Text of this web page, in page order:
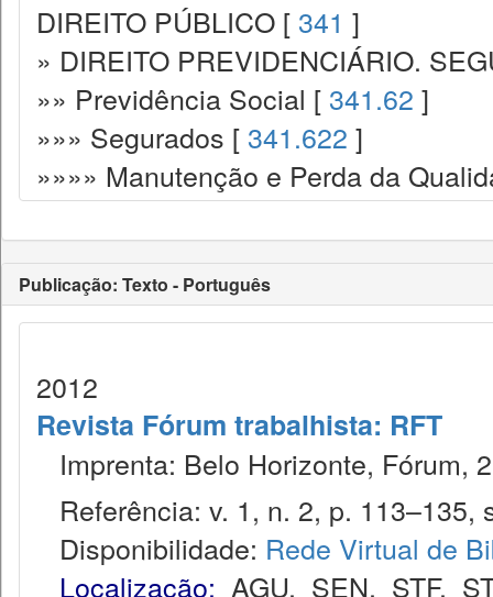
DIREITO PÚBLICO [ 341 ]
» DIREITO PREVIDENCIÁRIO.
»» Previdência Social [ 341.62 ]
»»» Segurados [ 341.622 ]
»»»» Manutenção e Perda da
Publicação: Texto - Português
2012
Revista Fórum trabalhista: RFT
Imprenta: Belo Horizonte, Fórum,
Referência: v. 1, n. 2, p. 113–135,
Disponibilidade: Rede Virtual de
Localização: AGU, SEN, STF,